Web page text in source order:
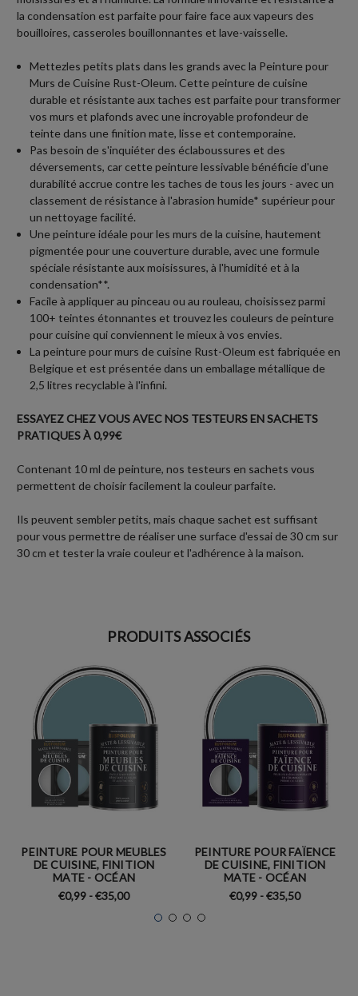
la condensation est parfaite pour faire face aux vapeurs des
bouilloires, casseroles bouillonnantes et lave-vaisselle.
Mettezles petits plats dans les grands avec la Peinture pour
Murs de Cuisine Rust-Oleum. Cette peinture de cuisine
durable et résistante aux taches est parfaite pour transformer
vos murs et plafonds avec une incroyable profondeur de
teinte dans une finition mate, lisse et contemporaine.
Pas besoin de s'inquiéter des éclaboussures et des
déversements, car cette peinture lessivable bénéficie d'une
durabilité accrue contre les taches de tous les jours - avec un
classement de résistance à l'abrasion humide* supérieur pour
un nettoyage facilité.
Une peinture idéale pour les murs de la cuisine, hautement
pigmentée pour une couverture durable, avec une formule
spéciale résistante aux moisissures, à l'humidité et à la
condensation**.
Facile à appliquer au pinceau ou au rouleau, choisissez parmi
100+ teintes étonnantes et trouvez les couleurs de peinture
pour cuisine qui conviennent le mieux à vos envies.
La peinture pour murs de cuisine Rust-Oleum est fabriquée en
Belgique et est présentée dans un emballage métallique de
2,5 litres recyclable à l'infini.
ESSAYEZ CHEZ VOUS AVEC NOS TESTEURS EN SACHETS
PRATIQUES À 0,99€
Contenant 10 ml de peinture, nos testeurs en sachets vous
permettent de choisir facilement la couleur parfaite.
Ils peuvent sembler petits, mais chaque sachet est suffisant
pour vous permettre de réaliser une surface d'essai de 30 cm sur
30 cm et tester la vraie couleur et l'adhérence à la maison.
PRODUITS ASSOCIÉS
PEINTURE POUR MEUBLES
DE CUISINE, FINITION
MATE - OCÉAN
€0,99 - €35,00
PEINTURE POUR FAÏENCE
DE CUISINE, FINITION
MATE - OCÉAN
€0,99 - €35,50